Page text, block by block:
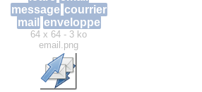
message courrier
mail enveloppe
64 x 64 - 3 ko
email.png